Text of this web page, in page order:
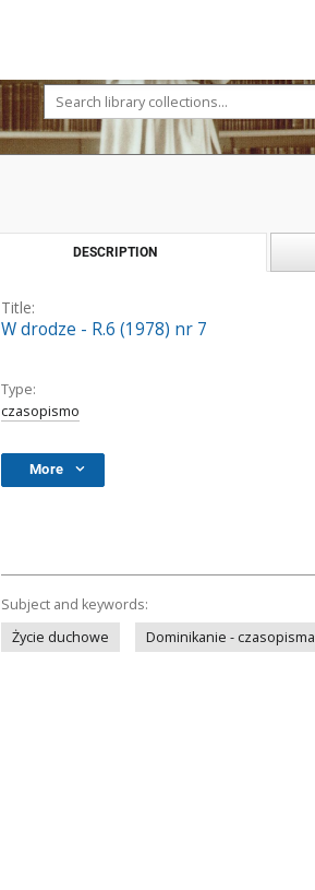
DESCRIPTION
Title:
W drodze - R.6 (1978) nr 7
Type:
czasopismo
More
Subject and keywords:
Życie duchowe
Dominikanie - czasopisma